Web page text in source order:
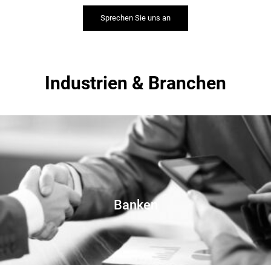
Sprechen Sie uns an
Industrien & Branchen
Banken